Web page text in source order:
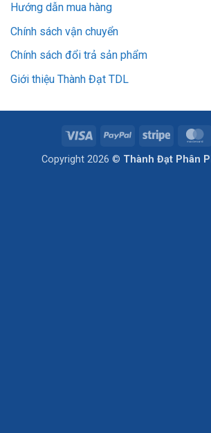
Hướng dẫn mua hàng
Chính sách vận chuyển
Chính sách đổi trả sản phẩm
Giới thiệu Thành Đạt TDL
Visa PayPal Stripe
Copyright 2026 © Thành Đạt Phân